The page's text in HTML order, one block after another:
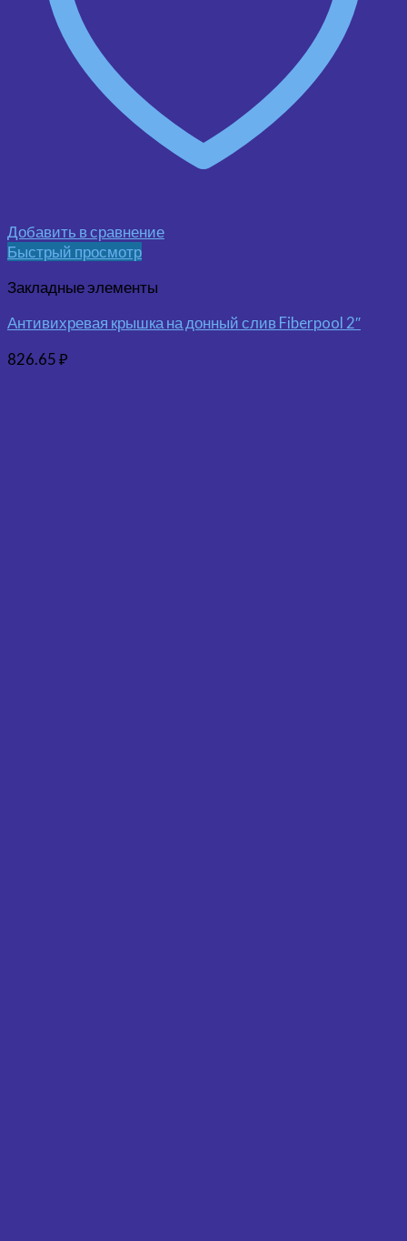
Добавить в сравнение
Быстрый просмотр
Закладные элементы
Антивихревая крышка на донный слив Fiberpool 2″
826.65₽